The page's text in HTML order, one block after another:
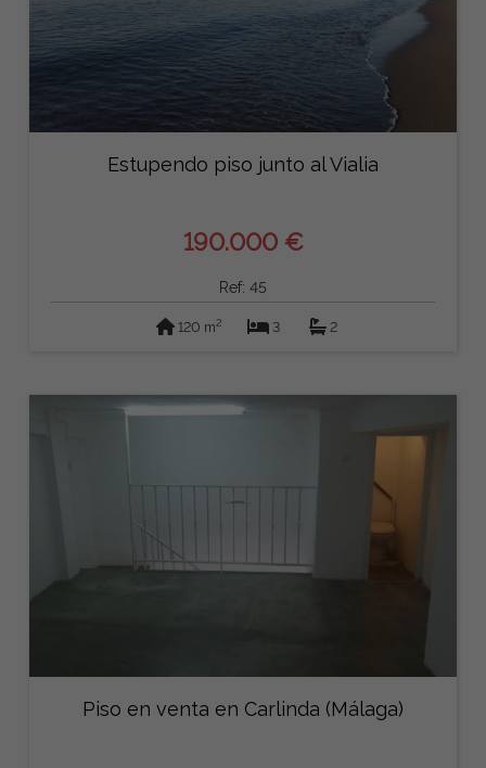
Estupendo piso junto al Vialia
190.000 €
Ref: 45
120 m2 3 2
Piso en venta en Carlinda (Málaga)